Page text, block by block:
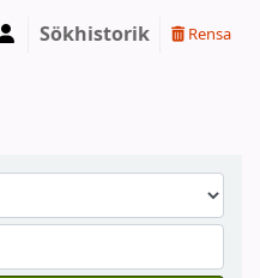
Sökhistorik Rensa